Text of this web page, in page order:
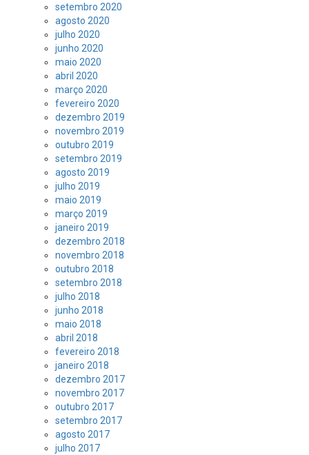
setembro 2020
agosto 2020
julho 2020
junho 2020
maio 2020
abril 2020
março 2020
fevereiro 2020
dezembro 2019
novembro 2019
outubro 2019
setembro 2019
agosto 2019
julho 2019
maio 2019
março 2019
janeiro 2019
dezembro 2018
novembro 2018
outubro 2018
setembro 2018
julho 2018
junho 2018
maio 2018
abril 2018
fevereiro 2018
janeiro 2018
dezembro 2017
novembro 2017
outubro 2017
setembro 2017
agosto 2017
julho 2017